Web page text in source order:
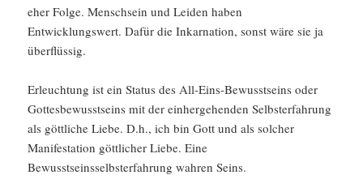
eher Folge. Menschsein und Leiden haben
Entwicklungswert. Dafür die Inkarnation, sonst wäre sie ja
überflüssig.
Erleuchtung ist ein Status des All-Eins-Bewusstseins oder
Gottesbewusstseins mit der einhergehenden Selbsterfahrung
als göttliche Liebe. D.h., ich bin Gott und als solcher
Manifestation göttlicher Liebe. Eine
Bewusstseinsselbsterfahrung wahren Seins.